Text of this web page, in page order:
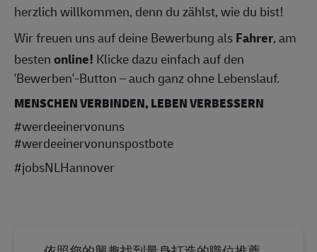
herzlich willkommen, denn du zählst, wie du bist!
Wir freuen uns auf deine Bewerbung alsFahrer, am
bestenonline! Klicke dazu einfach auf den
'Bewerben'-Button – auch ganz ohne Lebenslauf.
MENSCHEN VERBINDEN, LEBEN VERBESSERN
#werdeeinervonuns
#werdeeinervonunspostbote
#jobsNLHannover